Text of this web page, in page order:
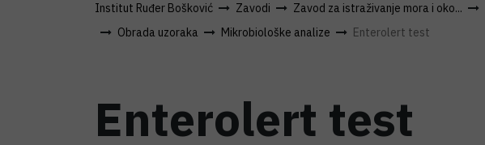
Institut Ruđer Bošković Zavodi Zavod za istraživanje mora i oko...
Obrada uzoraka
Mikrobiološke analize Enterolert test
Enterolert test